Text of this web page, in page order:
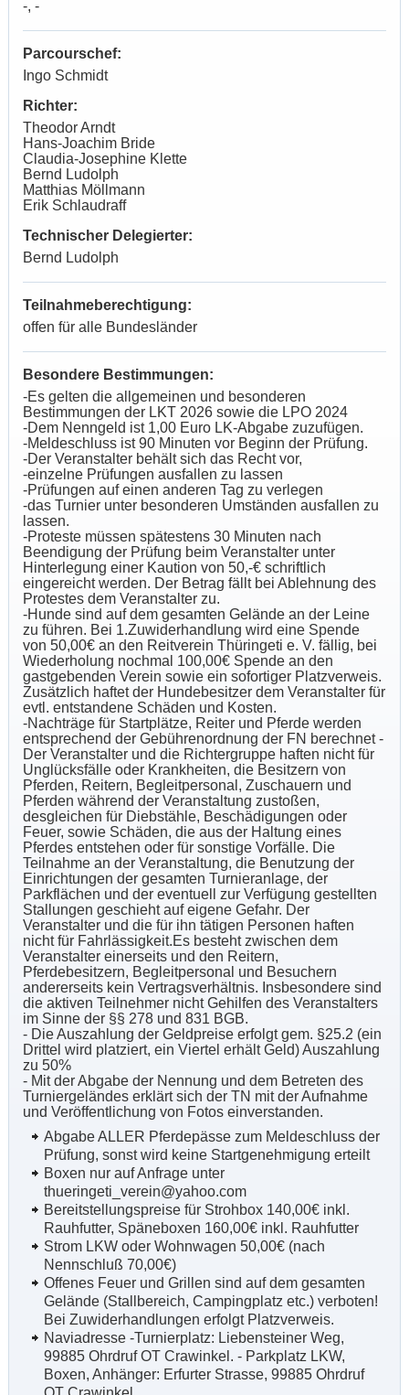
-, -
Parcourschef:
Ingo Schmidt
Richter:
Theodor Arndt
Hans-Joachim Bride
Claudia-Josephine Klette
Bernd Ludolph
Matthias Möllmann
Erik Schlaudraff
Technischer Delegierter:
Bernd Ludolph
Teilnahmeberechtigung:
offen für alle Bundesländer
Besondere Bestimmungen:
-Es gelten die allgemeinen und besonderen
Bestimmungen der LKT 2026 sowie die LPO 2024
-Dem Nenngeld ist 1,00 Euro LK-Abgabe zuzufügen.
-Meldeschluss ist 90 Minuten vor Beginn der Prüfung.
-Der Veranstalter behält sich das Recht vor,
-einzelne Prüfungen ausfallen zu lassen
-Prüfungen auf einen anderen Tag zu verlegen
-das Turnier unter besonderen Umständen ausfallen zu
lassen.
-Proteste müssen spätestens 30 Minuten nach
Beendigung der Prüfung beim Veranstalter unter
Hinterlegung einer Kaution von 50,-€ schriftlich
eingereicht werden. Der Betrag fällt bei Ablehnung des
Protestes dem Veranstalter zu.
-Hunde sind auf dem gesamten Gelände an der Leine
zu führen. Bei 1.Zuwiderhandlung wird eine Spende
von 50,00€ an den Reitverein Thüringeti e. V. fällig, bei
Wiederholung nochmal 100,00€ Spende an den
gastgebenden Verein sowie ein sofortiger Platzverweis.
Zusätzlich haftet der Hundebesitzer dem Veranstalter für
evtl. entstandene Schäden und Kosten.
-Nachträge für Startplätze, Reiter und Pferde werden
entsprechend der Gebührenordnung der FN berechnet -
Der Veranstalter und die Richtergruppe haften nicht für
Unglücksfälle oder Krankheiten, die Besitzern von
Pferden, Reitern, Begleitpersonal, Zuschauern und
Pferden während der Veranstaltung zustoßen,
desgleichen für Diebstähle, Beschädigungen oder
Feuer, sowie Schäden, die aus der Haltung eines
Pferdes entstehen oder für sonstige Vorfälle. Die
Teilnahme an der Veranstaltung, die Benutzung der
Einrichtungen der gesamten Turnieranlage, der
Parkflächen und der eventuell zur Verfügung gestellten
Stallungen geschieht auf eigene Gefahr. Der
Veranstalter und die für ihn tätigen Personen haften
nicht für Fahrlässigkeit.Es besteht zwischen dem
Veranstalter einerseits und den Reitern,
Pferdebesitzern, Begleitpersonal und Besuchern
andererseits kein Vertragsverhältnis. Insbesondere sind
die aktiven Teilnehmer nicht Gehilfen des Veranstalters
im Sinne der §§ 278 und 831 BGB.
- Die Auszahlung der Geldpreise erfolgt gem. §25.2 (ein
Drittel wird platziert, ein Viertel erhält Geld) Auszahlung
zu 50%
- Mit der Abgabe der Nennung und dem Betreten des
Turniergeländes erklärt sich der TN mit der Aufnahme
und Veröffentlichung von Fotos einverstanden.
Abgabe ALLER Pferdepässe zum Meldeschluss der
Prüfung, sonst wird keine Startgenehmigung erteilt
Boxen nur auf Anfrage unter
thueringeti_verein@yahoo.com
Bereitstellungspreise für Strohbox 140,00€ inkl.
Rauhfutter, Späneboxen 160,00€ inkl. Rauhfutter
Strom LKW oder Wohnwagen 50,00€ (nach
Nennschluß 70,00€)
Offenes Feuer und Grillen sind auf dem gesamten
Gelände (Stallbereich, Campingplatz etc.) verboten!
Bei Zuwiderhandlungen erfolgt Platzverweis.
Naviadresse -Turnierplatz: Liebensteiner Weg,
99885 Ohrdruf OT Crawinkel. - Parkplatz LKW,
Boxen, Anhänger: Erfurter Strasse, 99885 Ohrdruf